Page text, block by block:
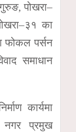
पोखरा–
का
फोकल पर्सन
समाधान
कार्यमा
प्रमुख